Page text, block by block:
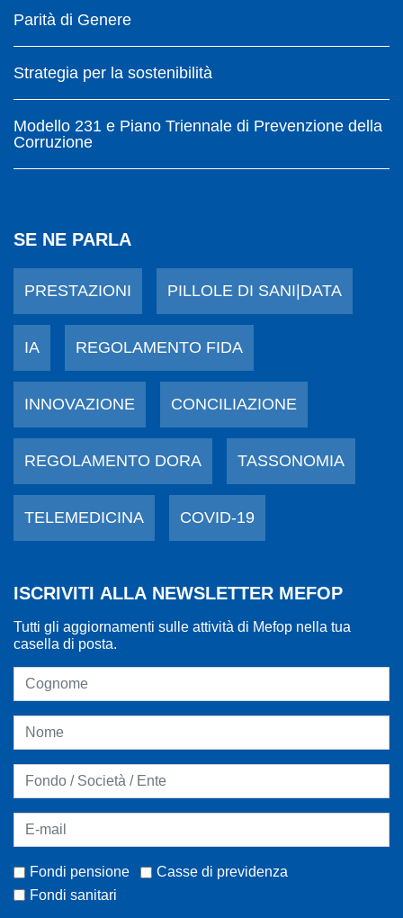
Parità di Genere
Strategia per la sostenibilità
Modello 231 e Piano Triennale di Prevenzione della
Corruzione
SE NE PARLA
PRESTAZIONI PILLOLE DI SANI|DATA
IA REGOLAMENTO FIDA
INNOVAZIONE CONCILIAZIONE
REGOLAMENTO DORA TASSONOMIA
TELEMEDICINA COVID-19
ISCRIVITI ALLA NEWSLETTER MEFOP
Tutti gli aggiornamenti sulle attività di Mefop nella tua
casella di posta.
Fondi pensione
Casse di previdenza
Fondi sanitari